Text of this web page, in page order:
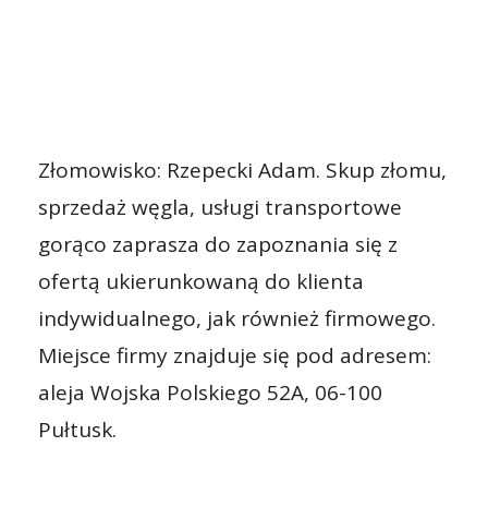
Złomowisko: Rzepecki Adam. Skup złomu,
sprzedaż węgla, usługi transportowe
gorąco zaprasza do zapoznania się z
ofertą ukierunkowaną do klienta
indywidualnego, jak również firmowego.
Miejsce firmy znajduje się pod adresem:
aleja Wojska Polskiego 52A, 06-100
Pułtusk.